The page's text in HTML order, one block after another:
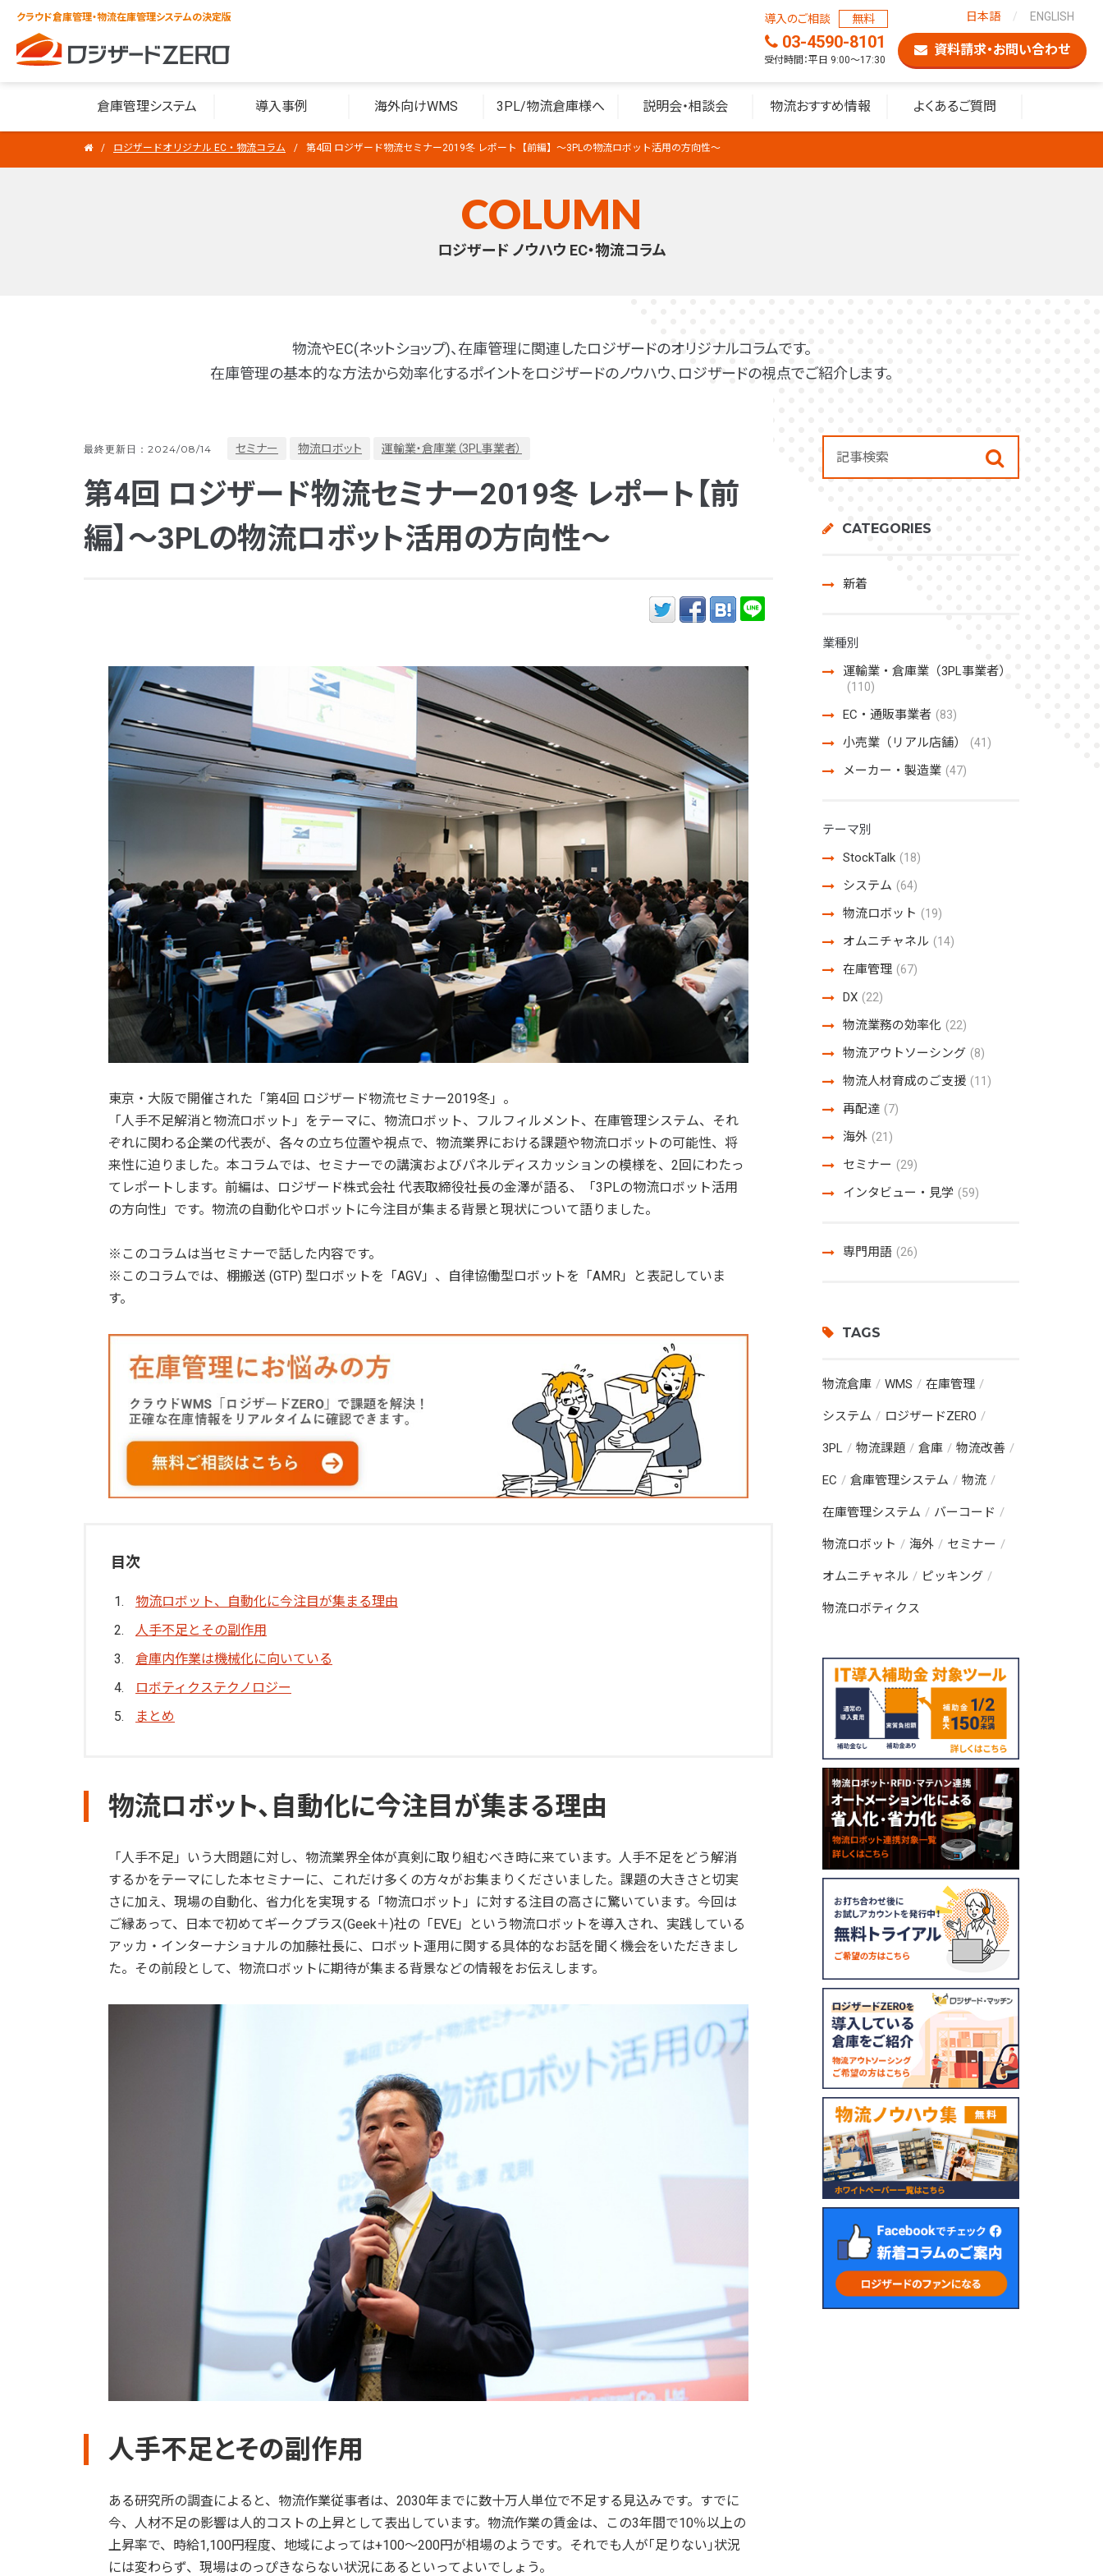
クラウド倉庫管理・物流在庫管理システムの決定版
倉庫管理システム 導入事例 海外向けWMS 3PL/物流倉庫様へ 説明会・相談会 物流おすすめ情報 よくあるご質問
日本語 ENGLISH
導入のご相談 無料
03-4590-8101
受付時間：平日 9:00〜17:30
資料請求・お問い合わせ
ロジザードオリジナル EC・物流コラム 第4回 ロジザード物流セミナー2019冬 レポート【前編】～3PLの物流ロボット活用の方向性～
COLUMN
ロジザード ノウハウ EC・物流コラム
物流やEC(ネットショップ)、在庫管理に関連したロジザードのオリジナルコラムです。
在庫管理の基本的な方法から効率化するポイントをロジザードのノウハウ、ロジザードの視点でご紹介します。
最終更新日：2024/08/14 セミナー 物流ロボット 運輸業・倉庫業（3PL事業者）
第4回 ロジザード物流セミナー2019冬 レポート【前
編】～3PLの物流ロボット活用の方向性～
東京・大阪で開催された「第4回 ロジザード物流セミナー2019冬」。
「人手不足解消と物流ロボット」をテーマに、物流ロボット、フルフィルメント、在庫管理システム、それ
ぞれに関わる企業の代表が、各々の立ち位置や視点で、物流業界における課題や物流ロボットの可能性、将
来性に迫りました。本コラムでは、セミナーでの講演およびパネルディスカッションの模様を、2回にわたっ
てレポートします。前編は、ロジザード株式会社 代表取締役社長の金澤が語る、「3PLの物流ロボット活用
の方向性」です。物流の自動化やロボットに今注目が集まる背景と現状について語りました。
※このコラムは当セミナーで話した内容です。
※このコラムでは、棚搬送 (GTP) 型ロボットを「AGV」、自律協働型ロボットを「AMR」と表記していま
す。
目次
物流ロボット、自動化に今注目が集まる理由
人手不足とその副作用
倉庫内作業は機械化に向いている
ロボティクステクノロジー
まとめ
物流ロボット、自動化に今注目が集まる理由
「人手不足」いう大問題に対し、物流業界全体が真剣に取り組むべき時に来ています。人手不足をどう解消
するかをテーマにした本セミナーに、これだけ多くの方々がお集まりくださいました。課題の大きさと切実
さに加え、現場の自動化、省力化を実現する「物流ロボット」に対する注目の高さに驚いています。今回は
ご縁あって、日本で初めてギークプラス(Geek＋)社の「EVE」という物流ロボットを導入され、実践している
アッカ・インターナショナルの加藤社長に、ロボット運用に関する具体的なお話を聞く機会をいただきまし
た。その前段として、物流ロボットに期待が集まる背景などの情報をお伝えします。
人手不足とその副作用
ある研究所の調査によると、物流作業従事者は、2030年までに数十万人単位で不足する見込みです。すでに
今、人材不足の影響は人的コストの上昇として表出しています。物流作業の賃金は、この3年間で10％以上の
上昇率で、時給1,100円程度、地域によっては+100～200円が相場のようです。それでも人が｢足りない｣状況
には変わらず、現場はのっぴきならない状況にあるといってよいでしょう。
CATEGORIES
新着
業種別
運輸業・倉庫業（3PL事業者）
(110)
EC・通販事業者 (83)
小売業（リアル店舗） (41)
メーカー・製造業 (47)
テーマ別
StockTalk (18)
システム (64)
物流ロボット (19)
オムニチャネル (14)
在庫管理 (67)
DX (22)
物流業務の効率化 (22)
物流アウトソーシング (8)
物流人材育成のご支援 (11)
再配達 (7)
海外 (21)
セミナー (29)
インタビュー・見学 (59)
専門用語 (26)
TAGS
物流倉庫 WMS 在庫管理
システム ロジザードZERO
3PL 物流課題 倉庫 物流改善
EC 倉庫管理システム 物流
在庫管理システム バーコード
物流ロボット 海外 セミナー
オムニチャネル ピッキング
物流ロボティクス